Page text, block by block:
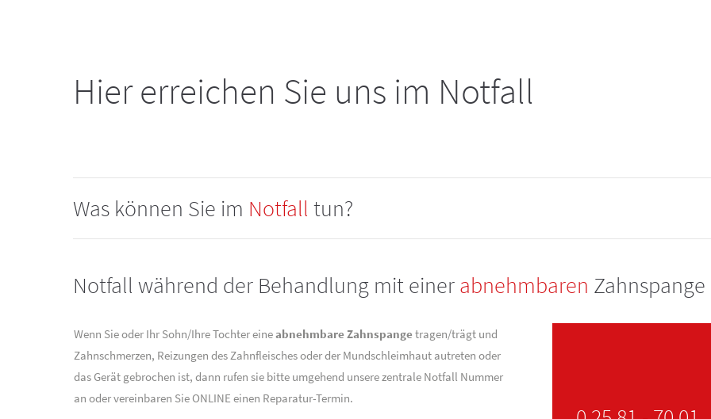
Hier erreichen Sie uns im Notfall
Was können Sie im Notfall tun?
Notfall während der Behandlung mit einerabnehmbaren Zahnspange
Wenn Sie oder Ihr Sohn/Ihre Tochter eineabnehmbare Zahnspange tragen/trägt und
Zahnschmerzen, Reizungen des Zahnfleisches oder der Mundschleimhaut autreten oder
das Gerät gebrochen ist, dann rufen sie bitte umgehend unsere zentrale Notfall Nummer
an oder vereinbaren Sie ONLINE einen Reparatur-Termin.